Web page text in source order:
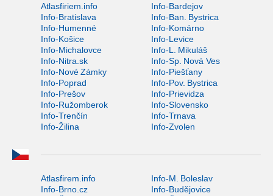
Atlasfiriem.info
Info-Bardejov
Info-Bratislava
Info-Ban. Bystrica
Info-Humenné
Info-Komárno
Info-Košice
Info-Levice
Info-Michalovce
Info-L. Mikuláš
Info-Nitra.sk
Info-Sp. Nová Ves
Info-Nové Zámky
Info-Piešťany
Info-Poprad
Info-Pov. Bystrica
Info-Prešov
Info-Prievidza
Info-Ružomberok
Info-Slovensko
Info-Trenčín
Info-Trnava
Info-Žilina
Info-Zvolen
Atlasfirem.info
Info-M. Boleslav
Info-Brno.cz
Info-Budějovice